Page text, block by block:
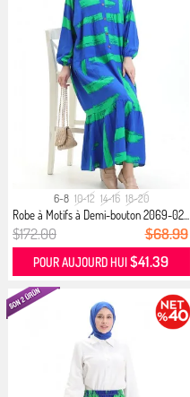
6-8 10-12 14-16 18-20
Robe à Motifs à Demi-bouton 2069-02...
$172.00 $68.99
POUR AUJOURD HUI$41.39